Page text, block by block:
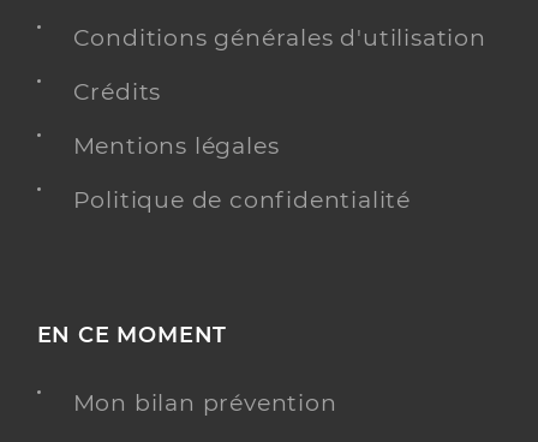
Conditions générales d'utilisation
Crédits
Mentions légales
Politique de confidentialité
EN CE MOMENT
Mon bilan prévention